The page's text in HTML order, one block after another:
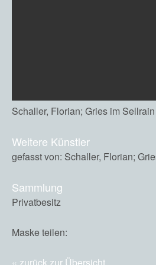
Schaller, Florian; Gries im Sellrain
Weitere Künstler
gefasst von: Schaller, Florian;
Sammlung
Privatbesitz
Maske teilen: